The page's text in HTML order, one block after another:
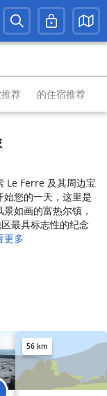
荐 的住宿推荐
Le Ferre 及其周边宝
您的一天，这里是
如画的富热尔镇，
最具标志性的纪念
更多
56 km